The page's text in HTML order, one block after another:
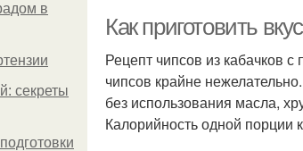
в
секреты
Как приготовить
Рецепт чипсов из кабачков
чипсов крайне
без использования масла,
Калорийность одной порции